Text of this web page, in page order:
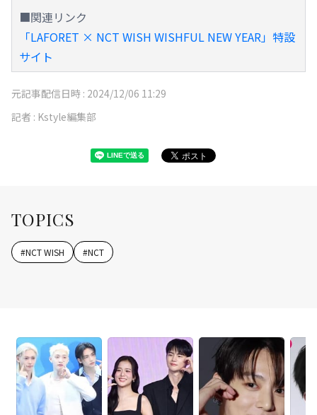
■関連リンク
「LAFORET × NCT WISH WISHFUL NEW YEAR」特設
サイト
元記事配信日時 : 2024/12/06 11:29
記者 : Kstyle編集部
TOPICS
#NCT WISH #NCT